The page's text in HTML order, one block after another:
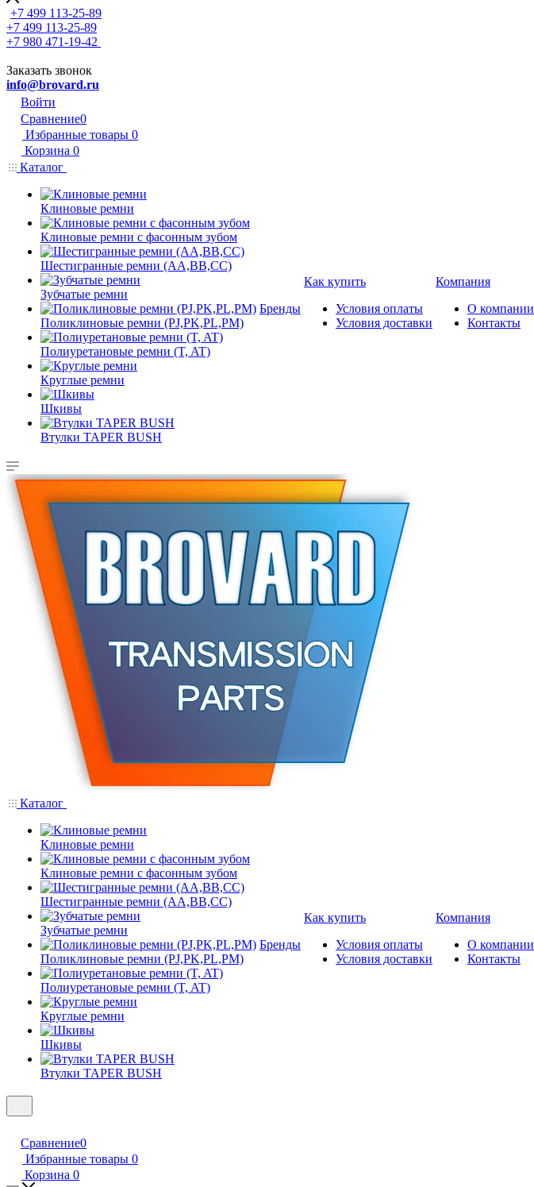
+7 499 113-25-89
+7 499 113-25-89
+7 980 471-19-42
Заказать звонок
info@brovard.ru
Войти
Сравнение0
Избранные товары 0
Корзина 0
Каталог
Клиновые ремни
Клиновые ремни с фасонным зубом
Шестигранные ремни (AA,BB,CC)
Зубчатые ремни
Поликлиновые ремни (PJ,PK,PL,PM)
Полиуретановые ремни (T, AT)
Круглые ремни
Шкивы
Втулки TAPER BUSH
Бренды
Как купить
Условия оплаты
Условия доставки
Компания
О компании
Контакты
Каталог
Клиновые ремни
Клиновые ремни с фасонным зубом
Шестигранные ремни (AA,BB,CC)
Зубчатые ремни
Поликлиновые ремни (PJ,PK,PL,PM)
Полиуретановые ремни (T, AT)
Круглые ремни
Шкивы
Втулки TAPER BUSH
Бренды
Как купить
Условия оплаты
Условия доставки
Компания
О компании
Контакты
Сравнение0
Избранные товары 0
Корзина 0